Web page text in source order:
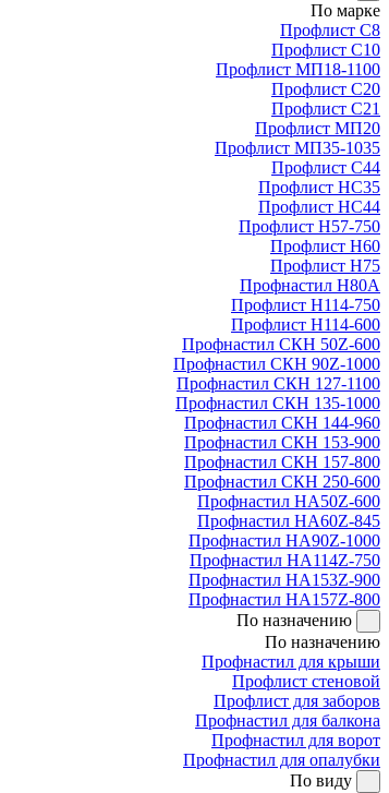
По марке
Профлист С8
Профлист С10
Профлист МП18-1100
Профлист С20
Профлист С21
Профлист МП20
Профлист МП35-1035
Профлист С44
Профлист НС35
Профлист НС44
Профлист Н57-750
Профлист Н60
Профлист Н75
Профнастил Н80А
Профлист Н114-750
Профлист Н114-600
Профнастил СКН 50Z-600
Профнастил СКН 90Z-1000
Профнастил СКН 127-1100
Профнастил СКН 135-1000
Профнастил СКН 144-960
Профнастил СКН 153-900
Профнастил СКН 157-800
Профнастил СКН 250-600
Профнастил НА50Z-600
Профнастил НА60Z-845
Профнастил НА90Z-1000
Профнастил НА114Z-750
Профнастил НА153Z-900
Профнастил НА157Z-800
По назначению
По назначению
Профнастил для крыши
Профлист стеновой
Профлист для заборов
Профнастил для балкона
Профнастил для ворот
Профнастил для опалубки
По виду